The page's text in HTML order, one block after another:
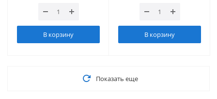
В корзину В корзину
Показать еще